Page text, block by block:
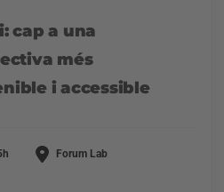
cap a una
més
i accessible
Forum Lab